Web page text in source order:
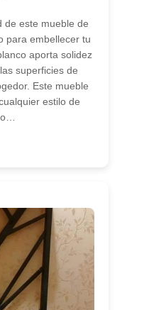
de este mueble de
para embellecer tu
aporta solidez
superficies de
Este mueble
estilo de